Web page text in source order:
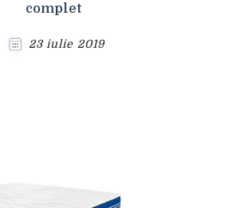
complet
23 iulie 2019